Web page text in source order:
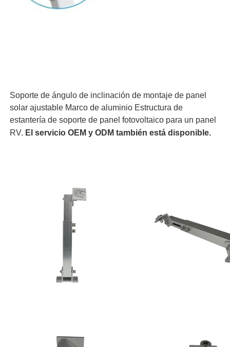
Soporte de ángulo de inclinación de montaje de panel
solar ajustable Marco de aluminio Estructura de
estantería de soporte de panel fotovoltaico para un panel
RV. El servicio OEM y ODM también está disponible.